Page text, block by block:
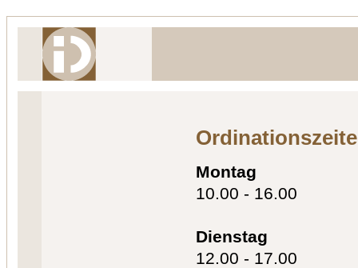
Montag
10.00 - 16.00
Dienstag
12.00 - 17.00